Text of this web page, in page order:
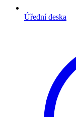
Úřední deska